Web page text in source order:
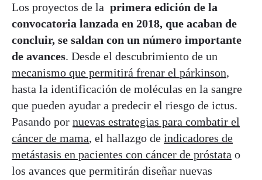
Los proyectos de la primera edición de la
convocatoria lanzada en 2018, que acaban de
concluir, se saldan con un número importante
de avances. Desde el descubrimiento de un
mecanismo que permitirá frenar el párkinson,
hasta la identificación de moléculas en la sangre
que pueden ayudar a predecir el riesgo de ictus.
Pasando por nuevas estrategias para combatir el
cáncer de mama, el hallazgo de indicadores de
metástasis en pacientes con cáncer de próstata o
los avances que permitirán diseñar nuevas